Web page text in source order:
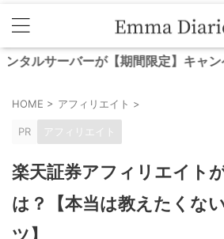
ーが【期間限定】キャンペーン開催
HOME > アフィリエイト >
PR アフィリエイト
楽天証券アフィリエイト
は？【本当は教えたくな